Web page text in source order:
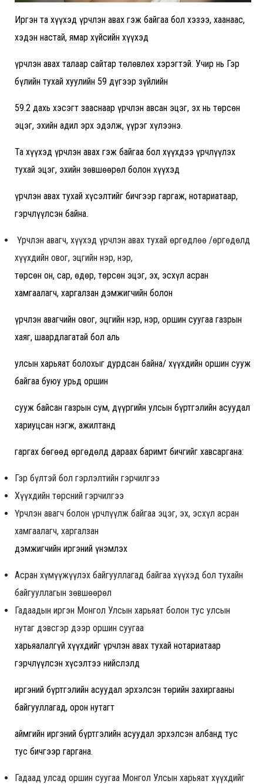
Иргэн та хүүхэд үрчлэн авах гэж байгаа бол хэзээ, хаанаас,
хэдэн настай, ямар хүйсийн хүүхэд
үрчлэн авах талаар сайтар төлөвлөх хэрэгтэй. Учир нь Гэр
бүлийн тухай хуулийн 59 дүгээр зүйлийн
59.2 дахь хэсэгт зааснаар үрчлэн авсан эцэг, эх нь төрсөн
эцэг, эхийн адил эрх эдэлж, үүрэг хүлээнэ.
Та хүүхэд үрчлэн авах гэж байгаа бол хүүхдээ үрчлүүлэх
тухай эцэг, эхийн зөвшөөрөл болон хүүхэд
үрчлэн авах тухай хүсэлтийг бичгээр гаргаж, нотариатаар,
гэрчлүүлсэн байна.
Үрчлэн авагч, хүүхэд үрчлэн авах тухай өргөдлөө /өргөдөлд
хүүхдийн овог, эцгийн нэр, нэр,
төрсөн он, сар, өдөр, төрсөн эцэг, эх, эсхүл асран
хамгаалагч, харгалзан дэмжигчийн болон
үрчлэн авагчийн овог, эцгийн нэр, нэр, оршин суугаа газрын
хаяг, шаардлагатай бол аль
улсын харьяат болохыг дурдсан байна/ хүүхдийн оршин сууж
байгаа буюу урьд оршин
сууж байсан газрын сум, дүүргийн улсын бүртгэлийн асуудал
хариуцсан нэгж, ажилтанд
гаргах бөгөөд өргөдөлд дараах баримт бичгийг хавсаргана:
Гэр бүлтэй бол гэрлэлтийн гэрчилгээ
Хүүхдийн төрсний гэрчилгээ
Үрчлэн авагч болон үрчлүүлж байгаа эцэг, эх, эсхүл асран
хамгаалагч, харгалзан
дэмжигчийн иргэний үнэмлэх
Асран хүмүүжүүлэх байгууллагад байгаа хүүхэд бол тухайн
байгууллагын зөвшөөрөл
Гадаадын иргэн Монгол Улсын харьяат болон тус улсын
нутаг дэвсгэр дээр оршин суугаа
харьяалалгүй хүүхдийг үрчлэн авах тухай нотариатаар
гэрчлүүлсэн хүсэлтээ нийслэлд
иргэний бүртгэлийн асуудал эрхэлсэн төрийн захиргааны
байгууллагад, орон нутагт
аймгийн иргэний бүртгэлийн асуудал эрхэлсэн албанд тус
тус бичгээр гаргана.
Гадаад улсад оршин суугаа Монгол Улсын харьяат хүүхдийг